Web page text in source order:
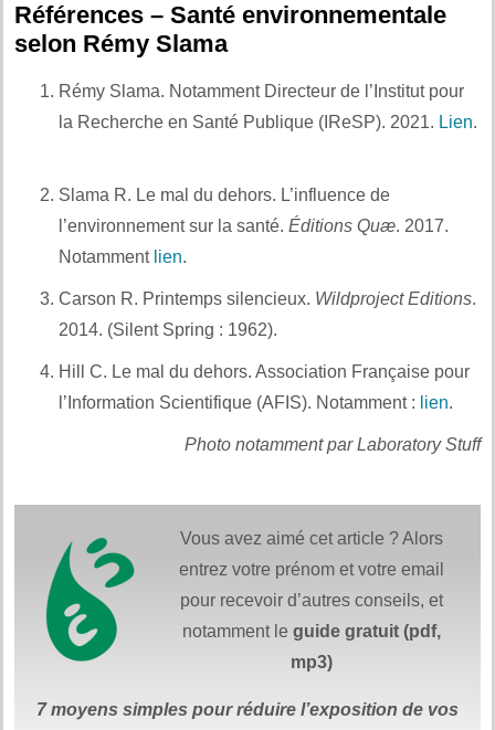
Références – Santé environnementale
selon Rémy Slama
Rémy Slama. Notamment Directeur de l’Institut pour
la Recherche en Santé Publique (IReSP). 2021. Lien.
Slama R. Le mal du dehors. L’influence de
l’environnement sur la santé. Éditions Quæ. 2017.
Notamment lien.
Carson R. Printemps silencieux. Wildproject Editions.
2014. (Silent Spring : 1962).
Hill C. Le mal du dehors. Association Française pour
l’Information Scientifique (AFIS). Notamment : lien.
Photo notamment par Laboratory Stuff
Vous avez aimé cet article ? Alors
entrez votre prénom et votre email
pour recevoir d’autres conseils, et
notamment le guide gratuit (pdf,
mp3)
7 moyens simples pour réduire l’exposition de vos